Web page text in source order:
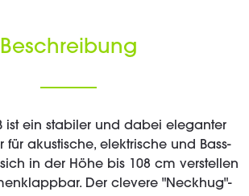
Beschreibung
ist ein stabiler und dabei eleganter
für akustische, elektrische und Bass-
sich in der Höhe bis 108 cm verstellen
Der clevere "Neckhug"-